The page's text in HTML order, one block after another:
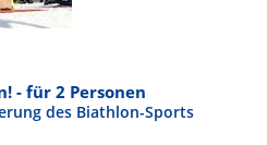
- für 2 Personen
des Biathlon-Sports